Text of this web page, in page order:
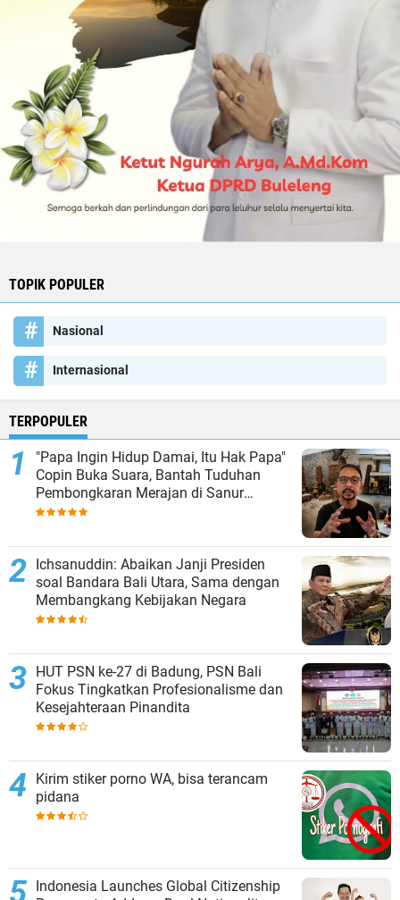
TOPIK POPULER
Nasional
Internasional
TERPOPULER
"Papa Ingin Hidup Damai, Itu Hak Papa"
Copin Buka Suara, Bantah Tuduhan
Pembongkaran Merajan di Sanur
Sepihak
Ichsanuddin: Abaikan Janji Presiden
soal Bandara Bali Utara, Sama dengan
Membangkang Kebijakan Negara
HUT PSN ke-27 di Badung, PSN Bali
Fokus Tingkatkan Profesionalisme dan
Kesejahteraan Pinandita
Kirim stiker porno WA, bisa terancam
pidana
Indonesia Launches Global Citizenship